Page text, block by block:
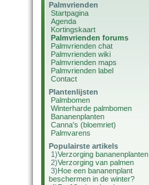
Palmvrienden
Startpagina
Agenda
Kortingskaart
Palmvrienden forums
Palmvrienden chat
Palmvrienden wiki
Palmvrienden maps
Palmvrienden label
Contact
Plantenlijsten
Palmbomen
Winterharde palmbomen
Bananenplanten
Canna's (bloemriet)
Palmvarens
Populairste artikels
1)Verzorging bananenplanten
2)Verzorging van palmen
3)Hoe een bananenplant
beschermen in de winter?